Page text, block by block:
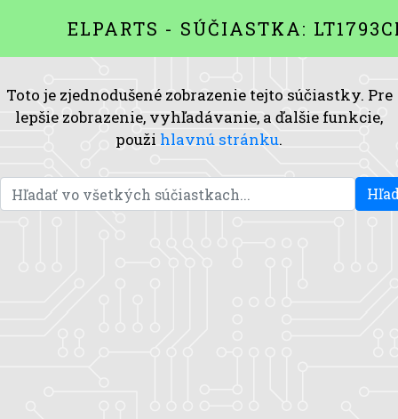
ELPARTS - SÚČIASTKA:
Toto je zjednodušené zobrazenie tejto súčiastky. Pre
lepšie zobrazenie, vyhľadávanie, a ďalšie funkcie,
použi hlavnú stránku.